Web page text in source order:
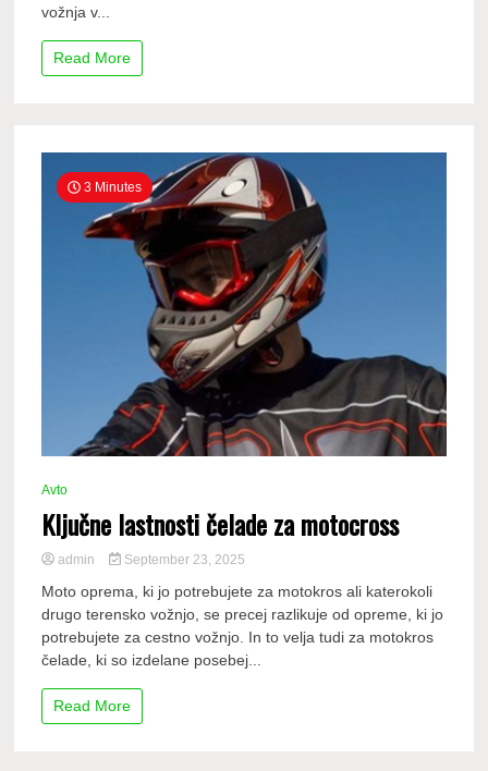
vožnja v...
Read More
3 Minutes
Avto
Ključne lastnosti čelade za motocross
admin September 23, 2025
Moto oprema, ki jo potrebujete za motokros ali katerokoli
drugo terensko vožnjo, se precej razlikuje od opreme, ki jo
potrebujete za cestno vožnjo. In to velja tudi za motokros
čelade, ki so izdelane posebej...
Read More